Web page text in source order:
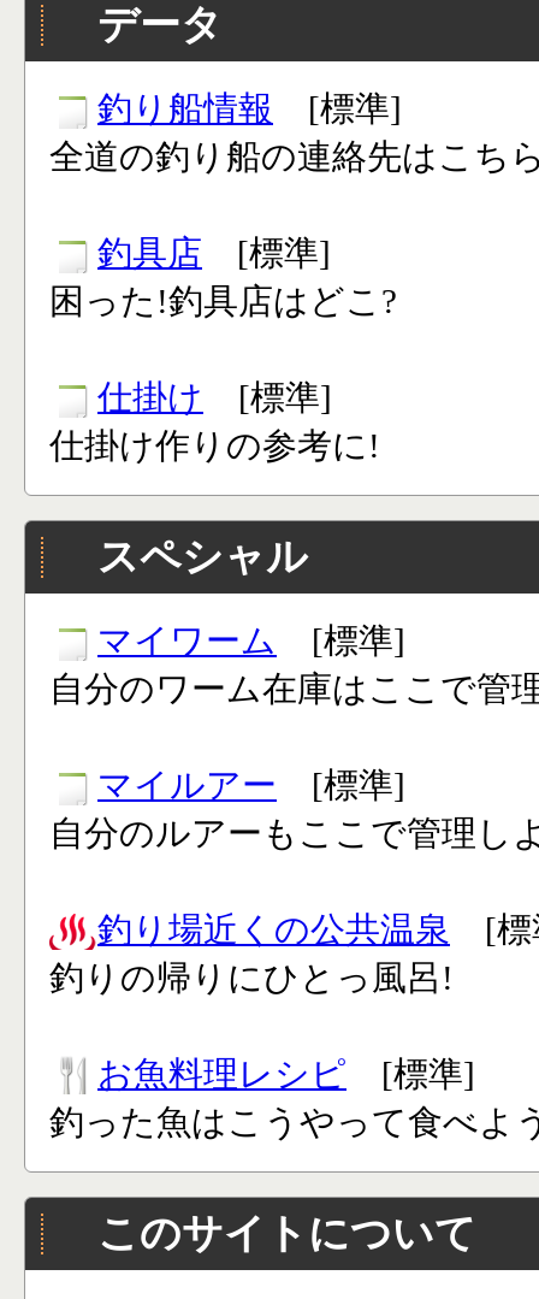
データ
釣り船情報 [標準]
全道の釣り船の連絡先はこち
釣具店 [標準]
困った!釣具店はどこ?
仕掛け [標準]
仕掛け作りの参考に!
スペシャル
マイワーム
[標準]
自分のワーム在庫はここで管
マイルアー [標準]
自分のルアーもここで管理し
釣り場近くの公共温泉 [標
釣りの帰りにひとっ風呂!
お魚料理レシピ [標準]
釣った魚はこうやって食べよ
このサイトについて